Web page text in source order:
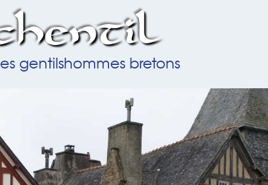
gentilshommes bretons